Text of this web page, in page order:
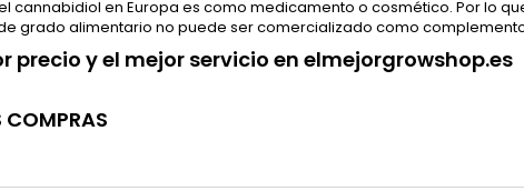
cannabidiol en Europa es como medicamento o cosmético. Por lo
grado alimentario no puede ser comercializado como
y el mejor servicio en elmejorgrowshop.es
COMPRAS